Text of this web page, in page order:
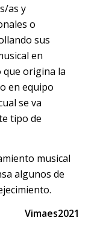
as y
o
sus
en
que origina la
en equipo
se va
tipo de
musical
algunos de
Vimaes2021